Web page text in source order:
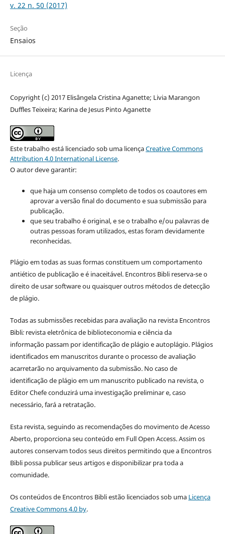
v. 22 n. 50 (2017)
Seção
Ensaios
Licença
Copyright (c) 2017 Elisângela Cristina Aganette; Livia Marangon
Duffles Teixeira; Karina de Jesus Pinto Aganette
Este trabalho está licenciado sob uma licençaCreative Commons
Attribution 4.0 International License.
O autor deve garantir:
que haja um consenso completo de todos os coautores em
aprovar a versão final do documento e sua submissão para
publicação.
que seu trabalho é original, e se o trabalho e/ou palavras de
outras pessoas foram utilizados, estas foram devidamente
reconhecidas.
Plágio em todas as suas formas constituem um comportamento
antiético de publicação e é inaceitável. Encontros Bibli reserva-se o
direito de usar software ou quaisquer outros métodos de detecção
de plágio.
Todas as submissões recebidas para avaliação na revista Encontros
Bibli: revista eletrônica de biblioteconomia e ciência da
informaçãopassam por identificação de plágio e autoplágio. Plágios
identificados em manuscritos durante o processo de avaliação
acarretarão no arquivamento da submissão. No caso de
identificação de plágio em um manuscrito publicado na revista, o
Editor Chefe conduzirá uma investigação preliminar e, caso
necessário, fará a retratação.
Esta revista, seguindo as recomendações do movimento de Acesso
Aberto, proporciona seu conteúdo em Full Open Access. Assim os
autores conservam todos seus direitos permitindo que a Encontros
Bibli possa publicar seus artigos e disponibilizar pra toda a
comunidade.
Os conteúdos de Encontros Bibli estão licenciados sob uma Licença
Creative Commons 4.0 by.